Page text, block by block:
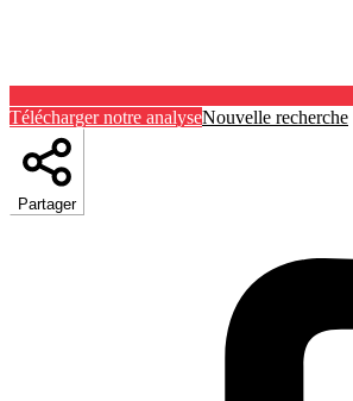
Télécharger notre analyseNouvelle recherche
Partager